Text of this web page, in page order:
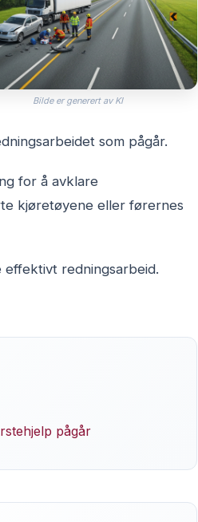
Bilde er generert av KI
som pågår.
for å avklare
kjøretøyene eller førernes
redningsarbeid.
pågår